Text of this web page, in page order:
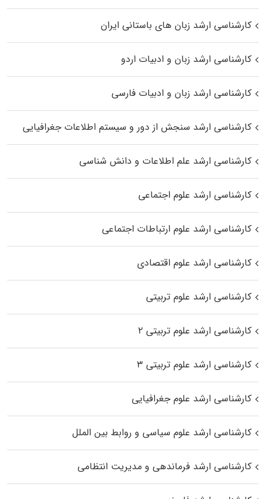
کارشناسی ارشد زبان‌ های باستانی ایران
کارشناسی ارشد زبان و ادبیات اردو
کارشناسی ارشد زبان و ادبیات فارسی
کارشناسی ارشد سنجش از دور و سیستم اطلاعات جغرافیایی
کارشناسی ارشد علم اطلاعات و دانش شناسی
کارشناسی ارشد علوم اجتماعی
کارشناسی ارشد علوم ارتباطات اجتماعی
کارشناسی ارشد علوم اقتصادی
کارشناسی ارشد علوم تربیتی
کارشناسی ارشد علوم تربیتی ۲
کارشناسی ارشد علوم تربیتی ۳
کارشناسی ارشد علوم جغرافیایی
کارشناسی ارشد علوم سیاسی و روابط بین الملل
کارشناسی ارشد فرماندهی و مدیریت انتظامی